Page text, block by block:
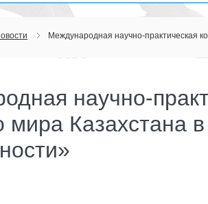
Международная научно-практическая
научно-
мира Казахстана